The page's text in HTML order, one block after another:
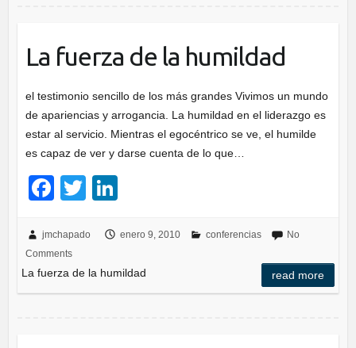
La fuerza de la humildad
el testimonio sencillo de los más grandes Vivimos un mundo
de apariencias y arrogancia. La humildad en el liderazgo es
estar al servicio. Mientras el egocéntrico se ve, el humilde
es capaz de ver y darse cuenta de lo que…
F
c
e
b
T
tt
er
k
e
dI
jmchapado enero 9, 2010 conferencias
No
Comments
La fuerza de la humildad read more